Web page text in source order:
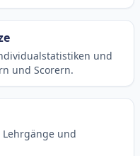
und
und Scorern.
und